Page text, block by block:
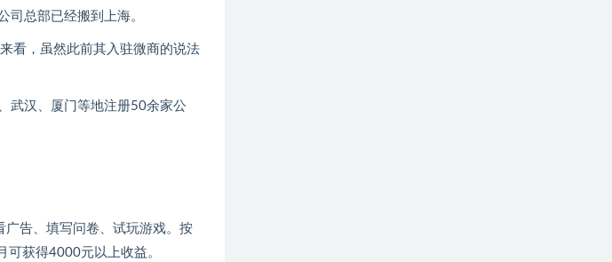
司总部已经搬到上海。
看，虽然此前其入驻微商的说法
武汉、厦门等地注册50余家公
广告、填写问卷、试玩游戏。按
可获得4000元以上收益。